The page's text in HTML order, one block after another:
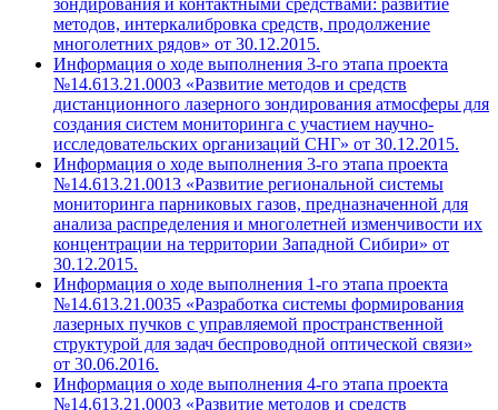
методов, интеркалибровка средств, продолжение
многолетних рядов» от 30.12.2015.
Информация о ходе выполнения 3-го этапа проекта
№14.613.21.0003 «Развитие методов и средств
дистанционного лазерного зондирования атмосферы для
создания систем мониторинга с участием научно-
исследовательских организаций СНГ» от 30.12.2015.
Информация о ходе выполнения 3-го этапа проекта
№14.613.21.0013 «Развитие региональной системы
мониторинга парниковых газов, предназначенной для
анализа распределения и многолетней изменчивости их
концентрации на территории Западной Сибири» от
30.12.2015.
Информация о ходе выполнения 1-го этапа проекта
№14.613.21.0035 «Разработка системы формирования
лазерных пучков с управляемой пространственной
структурой для задач беспроводной оптической связи»
от 30.06.2016.
Информация о ходе выполнения 4-го этапа проекта
№14.613.21.0003 «Развитие методов и средств